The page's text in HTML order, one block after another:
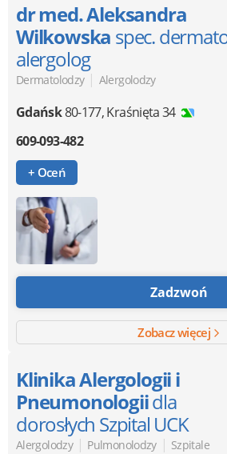
dr med. Aleksandra
Wilkowska spec.
alergolog
Dermatolodzy | Alergolodzy
Gdańsk80-177,Kraśnięta 34
609-093-482
+ Oceń
Zadzwoń
Zobacz więcej
Klinika Alergologii i
Pneumonologiidla
dorosłych Szpital UCK
Alergolodzy | Pulmonolodzy | Szpitale